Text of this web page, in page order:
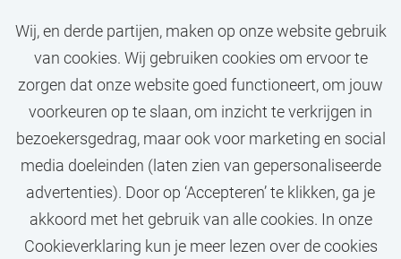
Wij, en derde partijen, maken op onze website gebruik
van cookies. Wij gebruiken cookies om ervoor te
zorgen dat onze website goed functioneert, om jouw
voorkeuren op te slaan, om inzicht te verkrijgen in
bezoekersgedrag, maar ook voor marketing en social
media doeleinden (laten zien van gepersonaliseerde
advertenties). Door op ‘Accepteren’ te klikken, ga je
akkoord met het gebruik van alle cookies. In onze
Cookieverklaring kun je meer lezen over de cookies
Zit jouw droombaan er
niet bij?
STEL JOB ALERT IN